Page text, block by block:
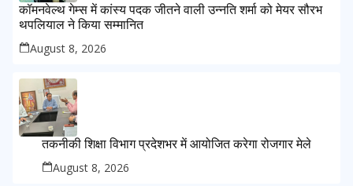
कॉमनवेल्थ गेम्स में कांस्य पदक जीतने वाली उन्नति शर्मा को मेयर सौरभ
थपलियाल ने किया सम्मानित
August 8, 2026
तकनीकी शिक्षा विभाग प्रदेशभर में आयोजित करेगा रोजगार मेले
August 8, 2026